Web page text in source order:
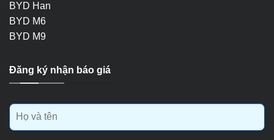
BYD Han
BYD M6
BYD M9
Đăng ký nhận báo giá